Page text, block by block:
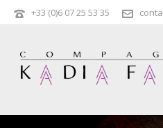
+33 (0)6 07 25 53 35